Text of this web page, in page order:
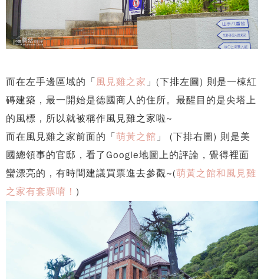
而在左手邊區域的「風見雞之家 」(下排左圖) 則是一棟紅
磚建築，最一開始是德國商人的住所。最醒目的是尖塔上
的風標，所以就被稱作風見雞之家啦~
而在風見雞之家前面的「萌黃之館 」 (下排右圖) 則是美
國總領事的官邸，看了Google地圖上的評論，覺得裡面
蠻漂亮的，有時間建議買票進去參觀~(萌黃之館和風見雞
之家有套票唷！ )